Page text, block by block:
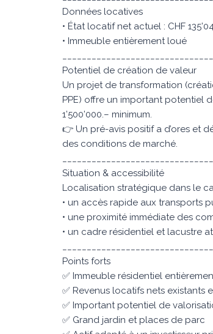
Données locatives
• État locatif net actuel : CHF
• Immeuble entièrement loué
Potentiel de création de valeur
Un projet de transformation
PPE) offre un important potentiel
1’500’000.– minimum.
👉 Un pré-avis positif a d’ores et
des conditions de marché.
Situation & accessibilité
Localisation stratégique dans le
• un accès rapide aux transports
• une proximité immédiate des
• un cadre résidentiel et lacustre
Points forts
✅ Immeuble résidentiel
✅ Revenus locatifs nets existants
✅ Important potentiel de
✅ Grand jardin et places de parc